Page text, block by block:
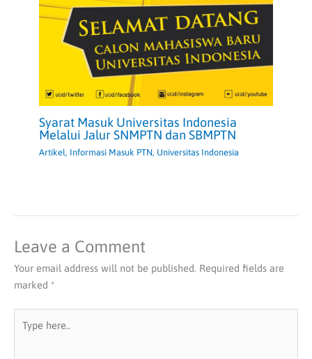
Syarat Masuk Universitas Indonesia
Melalui Jalur SNMPTN dan SBMPTN
Artikel, Informasi Masuk PTN, Universitas Indonesia
Leave a Comment
Your email address will not be published. Required fields are
marked *
here..